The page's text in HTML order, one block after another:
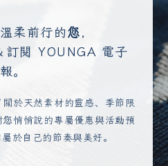
柔前行的您，
訂閱 YOUNGA 電子
報。
於天然素材的靈感、季節限
悄悄說的專屬優惠與活動預
於自己的節奏與美好。